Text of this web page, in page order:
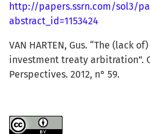
http://papers.ssrn.com/sol3/
abstract_id=1153424
VAN HARTEN, Gus. “The (lack
investment treaty arbitration”.
Perspectives. 2012, n° 59.